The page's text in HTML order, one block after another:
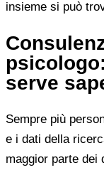
insieme si può
serve
Sempre più
e i dati della
maggior parte dei